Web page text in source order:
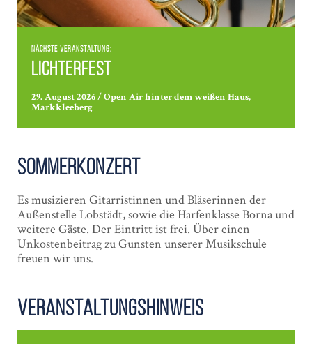
Nächste Veranstaltung:
Lichterfest
29. August 2026 / Open Air hinter dem weißen Haus,
Markkleeberg
Sommerkonzert
Es musizieren Gitarristinnen und Bläserinnen der
Außenstelle Lobstädt, sowie die Harfenklasse Borna und
weitere Gäste. Der Eintritt ist frei. Über einen
Unkostenbeitrag zu Gunsten unserer Musikschule
freuen wir uns.
Veranstaltungshinweis